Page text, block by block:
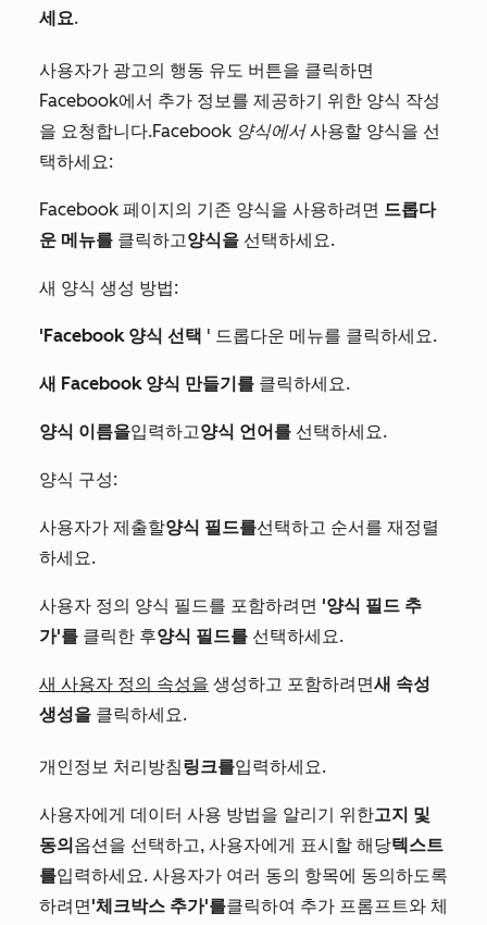
세요.
사용자가 광고의 행동 유도 버튼을 클릭하면
Facebook에서 추가 정보를 제공하기 위한 양식 작성
을 요청합니다.Facebook 양식에서사용할 양식을 선
택하세요:
Facebook 페이지의 기존 양식을 사용하려면 드롭다
운 메뉴를 클릭하고양식을 선택하세요.
새 양식 생성 방법:
'Facebook 양식 선택 ' 드롭다운 메뉴를 클릭하세요.
새 Facebook 양식 만들기를 클릭하세요.
양식 이름을입력하고양식 언어를 선택하세요.
양식 구성:
사용자가 제출할양식 필드를선택하고 순서를 재정렬
하세요.
사용자 정의 양식 필드를 포함하려면 '양식 필드 추
가'를 클릭한 후양식 필드를 선택하세요.
새 사용자 정의 속성을 생성하고 포함하려면새 속성
생성을 클릭하세요.
개인정보 처리방침링크를입력하세요.
사용자에게 데이터 사용 방법을 알리기 위한고지 및
동의 옵션을 선택하고, 사용자에게 표시할 해당텍스트
를입력하세요. 사용자가 여러 동의 항목에 동의하도록
하려면'체크박스 추가'를클릭하여 추가 프롬프트와 체